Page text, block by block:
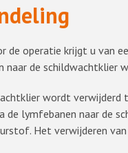
de operatie krijgt u van
de schildwachtklier
wordt verwijderd
lymfebanen naar de
Het verwijderen